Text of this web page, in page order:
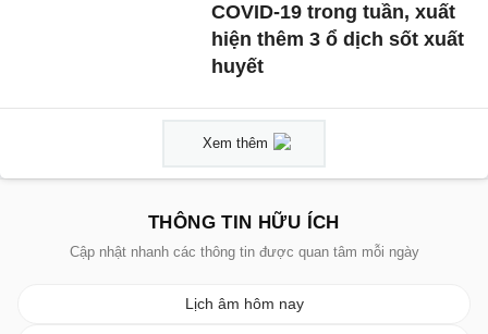
COVID-19 trong tuần, xuất
hiện thêm 3 ổ dịch sốt xuất
huyết
Xem thêm
THÔNG TIN HỮU ÍCH
Cập nhật nhanh các thông tin được quan tâm mỗi ngày
Lịch âm hôm nay